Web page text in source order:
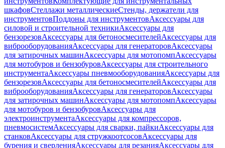
шкафовСтеллажи металлическиеСтенды, держатели для
инструментовПоддоны для инструментовАксессуары для
силовой и строительной техникиАксессуары для
бензорезовАксессуары для бетоносмесителейАксессуары для
виброоборудованияАксессуары для генераторовАксессуары
для затирочных машинАксессуары для мотопомпАксессуары
для мотобуров и бензобуровАксессуары для строительного
инструментаАксессуары пневмооборудованияАксессуары для
бензорезовАксессуары для бетоносмесителейАксессуары для
виброоборудованияАксессуары для генераторовАксессуары
для затирочных машинАксессуары для мотопомпАксессуары
для мотобуров и бензобуровАксессуары для
электроинструментаАксессуары для компрессоров,
пневмосистемАксессуары для сварки, пайкиАксессуары для
станковАксессуары для стружкоотсосовАксессуары для
бурения и сверленияАксессуары для резанияАксессуары для